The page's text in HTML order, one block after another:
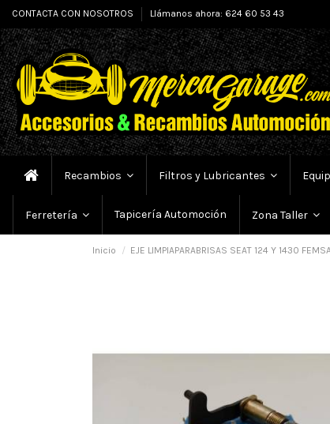
CONTACTA CON NOSOTROS Llámanos ahora: 624 60 53 43
Recambios Filtros y Lubricantes
Ferretería Tapicería Automoción Zona Taller
Inicio EJE LIMPIAPARABRISAS SEAT 124 Y 1430